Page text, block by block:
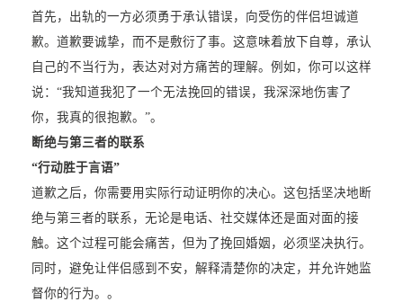
首先，出轨的一方必须勇于承认错误，向受伤的伴侣坦诚道
歉。道歉要诚挚，而不是敷衍了事。这意味着放下自尊，承认
自己的不当行为，表达对对方痛苦的理解。例如，你可以这样
说：“我知道我犯了一个无法挽回的错误，我深深地伤害了
你，我真的很抱歉。”。
断绝与第三者的联系
“行动胜于言语”
道歉之后，你需要用实际行动证明你的决心。这包括坚决地断
绝与第三者的联系，无论是电话、社交媒体还是面对面的接
触。这个过程可能会痛苦，但为了挽回婚姻，必须坚决执行。
同时，避免让伴侣感到不安，解释清楚你的决定，并允许她监
督你的行为。。